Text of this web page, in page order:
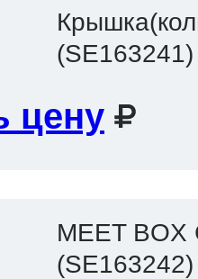
(SE163241)
цену
MEET BOX
(SE163242)